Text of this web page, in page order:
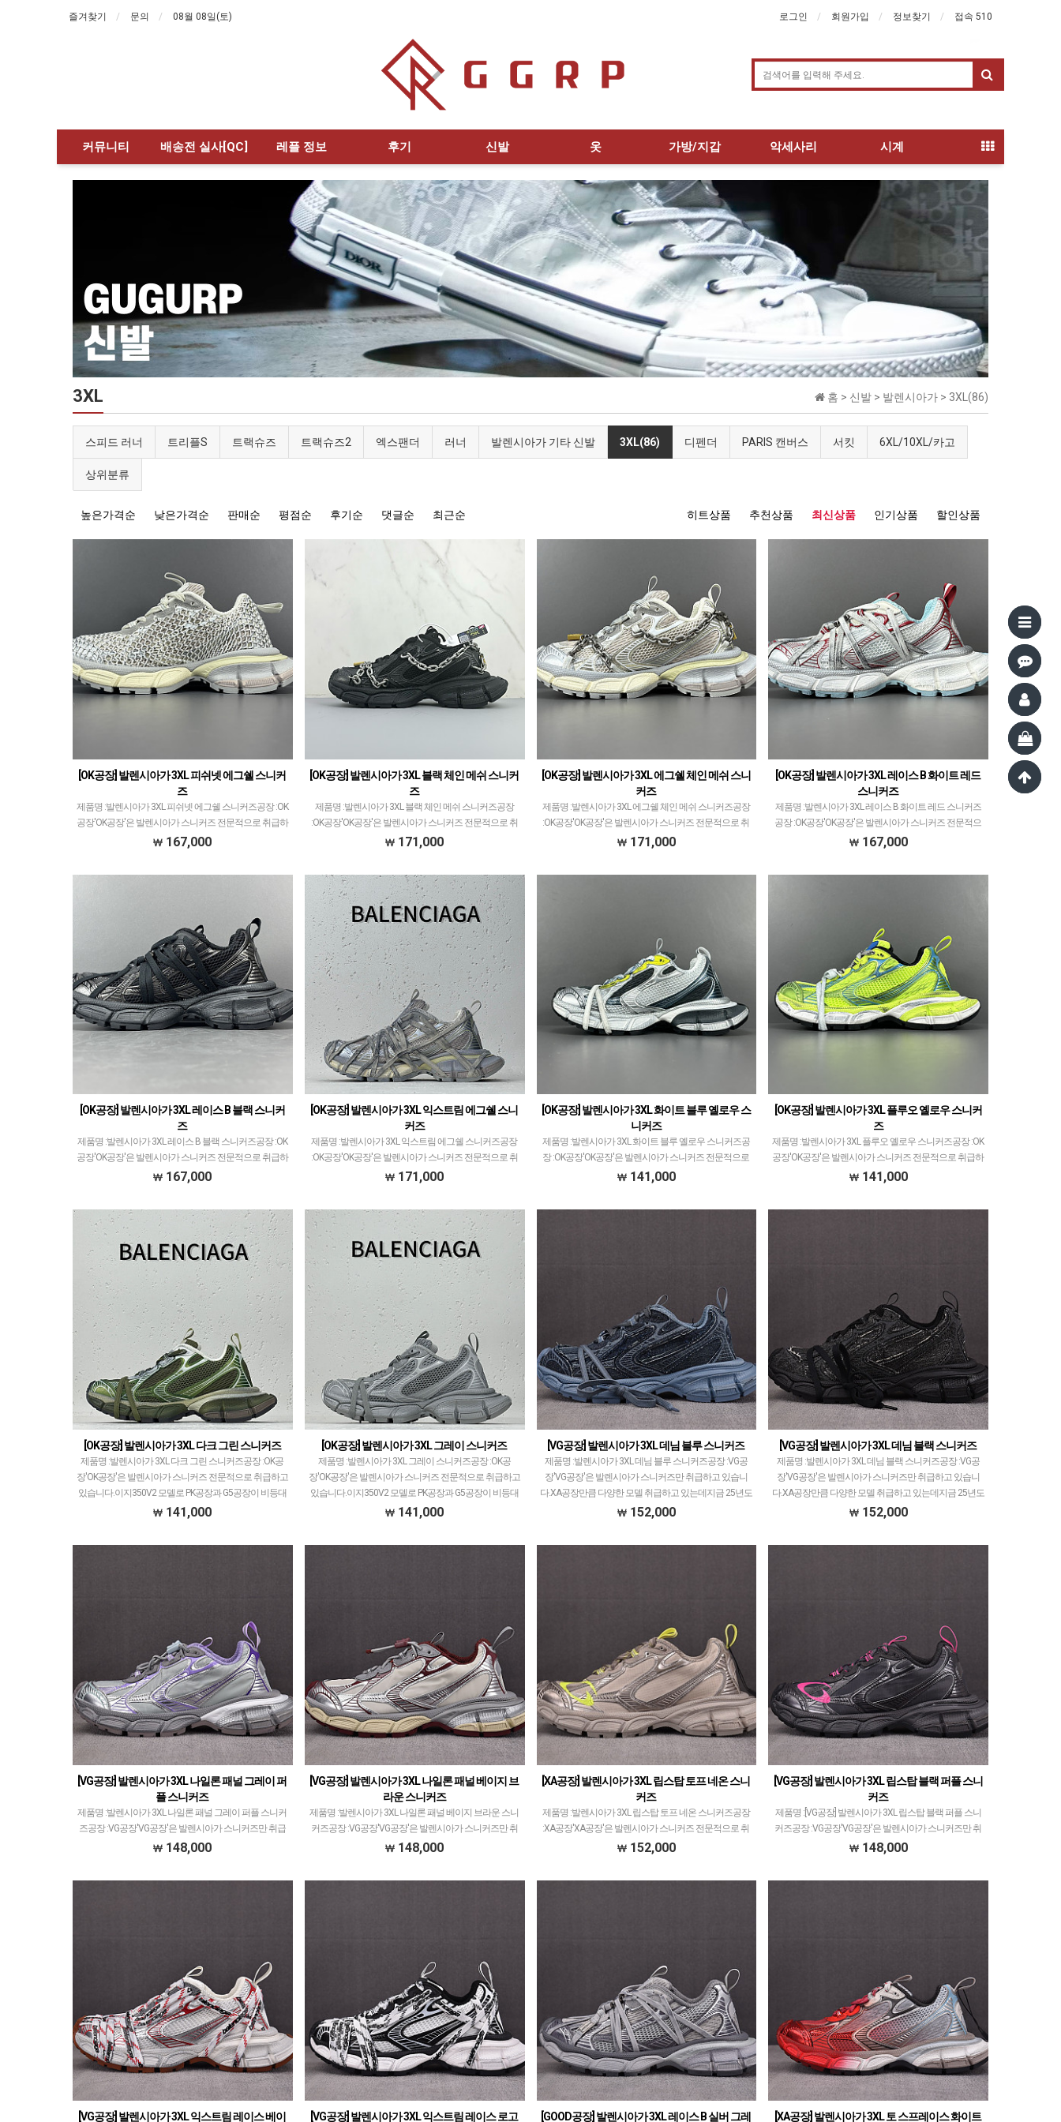
즐겨찾기 문의 08월 08일(토) 로그인 회원가입 정보찾기 접속 510
커뮤니티 배송전 실사[QC] 레플 정보 후기 신발 옷 가방/지갑 악세사리 시계
홈 > 신발 > 발렌시아가 > 3XL(86)
3XL
스피드 러너 트리플S 트랙슈즈 트랙슈즈2 엑스팬더 러너 발렌시아가 기타 신발 3XL(86) 디펜더 PARIS 캔버스 서킷 6XL/10XL/카고
상위분류
높은가격순 낮은가격순 판매순 평점순 후기순 댓글순 최근순 히트상품 추천상품 최신상품 인기상품 할인상품
[OK공장] 발렌시아가 3XL 피쉬넷 에그쉘 스니커
즈
제품명 :발렌시아가 3XL 피쉬넷 에그쉘 스니커즈공장 :OK
공장'OK공장'은 발렌시아가 스니커즈 전문적으로 취급하
고 있습니다.이지350V2 모델로 PK공장과 G5공장이 비등
167,000
[OK공장] 발렌시아가 3XL 블랙 체인 메쉬 스니커
즈
제품명 :발렌시아가 3XL 블랙 체인 메쉬 스니커즈공장
:OK공장'OK공장'은 발렌시아가 스니커즈 전문적으로 취
급하고 있습니다.이지350V2 모델로 PK공장과 G5공장이
171,000
[OK공장] 발렌시아가 3XL 에그쉘 체인 메쉬 스니
커즈
제품명 :발렌시아가 3XL 에그쉘 체인 메쉬 스니커즈공장
:OK공장'OK공장'은 발렌시아가 스니커즈 전문적으로 취
급하고 있습니다.이지350V2 모델로 PK공장과 G5공장이
171,000
[OK공장] 발렌시아가 3XL 레이스 B 화이트 레드
스니커즈
제품명 :발렌시아가 3XL 레이스 B 화이트 레드 스니커즈
공장 :OK공장'OK공장'은 발렌시아가 스니커즈 전문적으
로 취급하고 있습니다.이지350V2 모델로 PK공장과 G5공
167,000
[OK공장] 발렌시아가 3XL 레이스 B 블랙 스니커
즈
제품명 :발렌시아가 3XL 레이스 B 블랙 스니커즈공장 :OK
공장'OK공장'은 발렌시아가 스니커즈 전문적으로 취급하
고 있습니다.이지350V2 모델로 PK공장과 G5공장이 비등
167,000
[OK공장] 발렌시아가 3XL 익스트림 에그쉘 스니
커즈
제품명 :발렌시아가 3XL 익스트림 에그쉘 스니커즈공장
:OK공장'OK공장'은 발렌시아가 스니커즈 전문적으로 취
급하고 있습니다.이지350V2 모델로 PK공장과 G5공장이
171,000
[OK공장] 발렌시아가 3XL 화이트 블루 옐로우 스
니커즈
제품명 :발렌시아가 3XL 화이트 블루 옐로우 스니커즈공
장 :OK공장'OK공장'은 발렌시아가 스니커즈 전문적으로
취급하고 있습니다.이지350V2 모델로 PK공장과 G5공장
141,000
[OK공장] 발렌시아가 3XL 플루오 옐로우 스니커
즈
제품명 :발렌시아가 3XL 플루오 옐로우 스니커즈공장 :OK
공장'OK공장'은 발렌시아가 스니커즈 전문적으로 취급하
고 있습니다.이지350V2 모델로 PK공장과 G5공장이 비등
141,000
[OK공장] 발렌시아가 3XL 다크 그린 스니커즈
제품명 :발렌시아가 3XL 다크 그린 스니커즈공장 :OK공
장'OK공장'은 발렌시아가 스니커즈 전문적으로 취급하고
있습니다.이지350V2 모델로 PK공장과 G5공장이 비등대
등한것처럼ZH공장과 OK공장 또한 그랬으나 지…
141,000
[OK공장] 발렌시아가 3XL 그레이 스니커즈
제품명 :발렌시아가 3XL 그레이 스니커즈공장 :OK공
장'OK공장'은 발렌시아가 스니커즈 전문적으로 취급하고
있습니다.이지350V2 모델로 PK공장과 G5공장이 비등대
등한것처럼ZH공장과 OK공장 또한 그랬으나 지금은…
141,000
[VG공장] 발렌시아가 3XL 데님 블루 스니커즈
제품명 :발렌시아가 3XL 데님 블루 스니커즈공장 :VG공
장'VG공장'은 발렌시아가 스니커즈만 취급하고 있습니
다.XA공장만큼 다양한 모델 취급하고 있는데지금 25년도
시점으로 XA공장과 퀄리티 동급이면서 일부 아쉬운…
152,000
[VG공장] 발렌시아가 3XL 데님 블랙 스니커즈
제품명 :발렌시아가 3XL 데님 블랙 스니커즈공장 :VG공
장'VG공장'은 발렌시아가 스니커즈만 취급하고 있습니
다.XA공장만큼 다양한 모델 취급하고 있는데지금 25년도
시점으로 XA공장과 퀄리티 동급이면서 일부 아쉬운…
152,000
[VG공장] 발렌시아가 3XL 나일론 패널 그레이 퍼
플 스니커즈
제품명 :발렌시아가 3XL 나일론 패널 그레이 퍼플 스니커
즈공장 :VG공장'VG공장'은 발렌시아가 스니커즈만 취급
하고 있습니다.XA공장만큼 다양한 모델 취급하고 있는데
148,000
[VG공장] 발렌시아가 3XL 나일론 패널 베이지 브
라운 스니커즈
제품명 :발렌시아가 3XL 나일론 패널 베이지 브라운 스니
커즈공장 :VG공장'VG공장'은 발렌시아가 스니커즈만 취
급하고 있습니다.XA공장만큼 다양한 모델 취급하고 있는
148,000
[XA공장] 발렌시아가 3XL 립스탑 토프 네온 스니
커즈
제품명 :발렌시아가 3XL 립스탑 토프 네온 스니커즈공장
:XA공장'XA공장'은 발렌시아가 스니커즈 전문적으로 취
급하고 있습니다.ZH공장이 키운 제2의 공장이라는 말도
152,000
[VG공장] 발렌시아가 3XL 립스탑 블랙 퍼플 스니
커즈
제품명 :[VG공장] 발렌시아가 3XL 립스탑 블랙 퍼플 스니
커즈공장 :VG공장'VG공장'은 발렌시아가 스니커즈만 취
급하고 있습니다.XA공장만큼 다양한 모델 취급하고 있는
148,000
[VG공장] 발렌시아가 3XL 익스트림 레이스 베이 [VG공장] 발렌시아가 3XL 익스트림 레이스 로고 [GOOD공장] 발렌시아가 3XL 레이스 B 실버 그레 [XA공장] 발렌시아가 3XL 토 스프레이스 화이트